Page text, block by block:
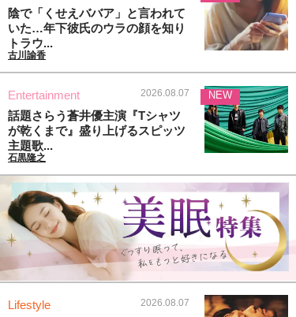
陰で「くせえババア」と言われて
いた…年下彼氏のウラの顔を知り
トラウ...
古川諭香
Entertainment 2026.08.07
話題さらう蒼井優主演『Tシャツ
が乾くまで』盛り上げるスピッツ
主題歌...
石黒隆之
NEW
Lifestyle 2026.08.07